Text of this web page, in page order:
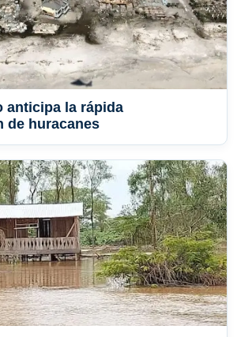
anticipa la rápida
de huracanes